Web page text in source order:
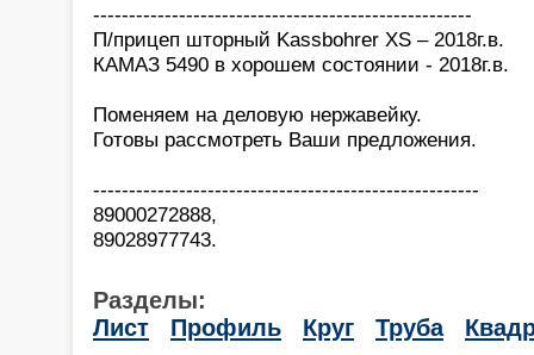
-----------------------------------------------------
П/прицеп шторный Kassbohrer XS – 2018г.в.
КАМАЗ 5490 в хорошем состоянии - 2018г.в.
Поменяем на деловую нержавейку.
Готовы рассмотреть Ваши предложения.
------------------------------------------------------
89000272888,
89028977743.
Разделы:
Лист
Профиль Круг Труба